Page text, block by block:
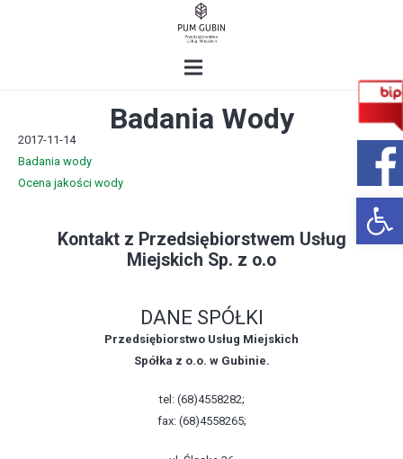
Badania Wody
2017-11-14
Badania wody
Ocena jakości wody
Kontakt z Przedsiębiorstwem Usług
Miejskich Sp. z o.o
DANE SPÓŁKI
Przedsiębiorstwo Usług Miejskich
Spółka z o.o. w Gubinie.
tel: (68)4558282;
fax: (68)4558265;